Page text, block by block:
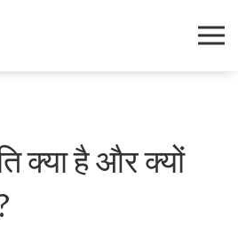
क्या है और क्यों